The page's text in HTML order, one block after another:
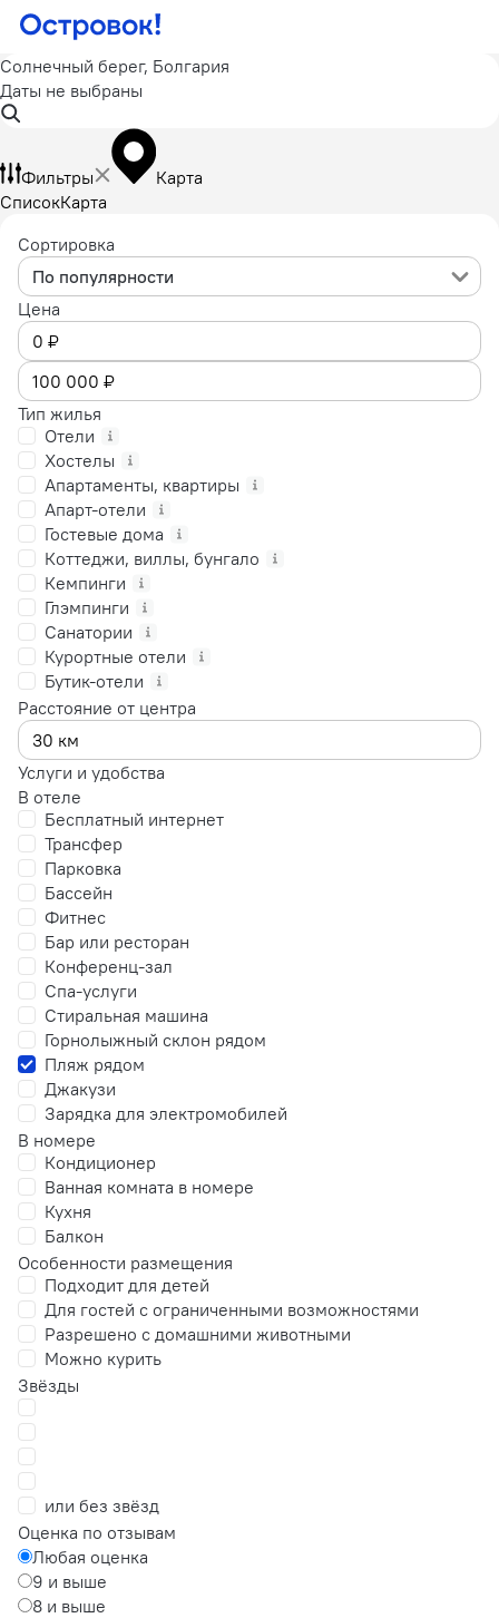
Солнечный берег, Болгария
Даты не выбраны
Фильтры
Карта
СписокКарта
Сортировка
По популярности
Цена
Тип жилья
Отели
Хостелы
Апартаменты, квартиры
Апарт-отели
Гостевые дома
Коттеджи, виллы, бунгало
Кемпинги
Глэмпинги
Санатории
Курортные отели
Бутик-отели
Расстояние от центра
Услуги и удобства
В отеле
Бесплатный интернет
Трансфер
Парковка
Бассейн
Фитнес
Бар или ресторан
Конференц-зал
Спа-услуги
Стиральная машина
Горнолыжный склон рядом
Пляж рядом
Джакузи
Зарядка для электромобилей
В номере
Кондиционер
Ванная комната в номере
Кухня
Балкон
Особенности размещения
Подходит для детей
Для гостей с ограниченными возможностями
Разрешено с домашними животными
Можно курить
Звёзды
или без звёзд
Оценка по отзывам
Любая оценка
9 и выше
8 и выше